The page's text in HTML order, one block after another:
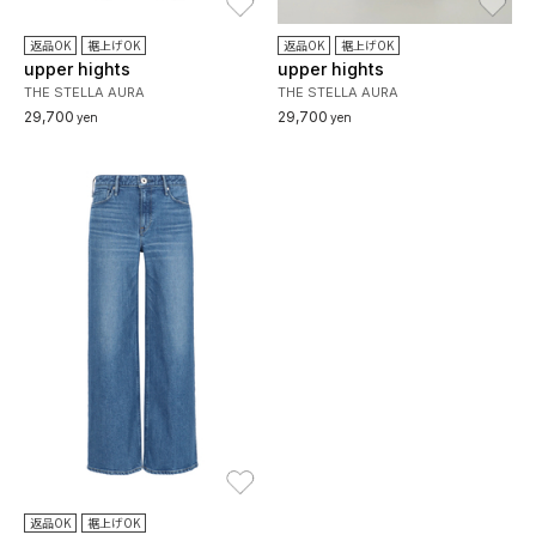
返品OK 裾上げOK
upper hights
THE STELLA AURA
29,700 yen
返品OK 裾上げOK
upper hights
THE STELLA AURA
29,700 yen
返品OK 裾上げOK